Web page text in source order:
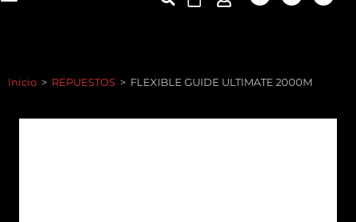
Inicio > REPUESTOS > FLEXIBLE GUIDE ULTIMATE 2000M